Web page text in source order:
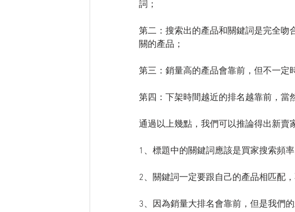
詞；
第二：搜索出的產品和關鍵詞是完全吻
關的產品；
第三：銷量高的產品會靠前，但不一定
第四：下架時間越近的排名越靠前，當
通過以上幾點，我們可以推論得出新賣
1、標題中的關鍵詞應該是買家搜索頻
2、關鍵詞一定要跟自己的產品相匹配
3、因為銷量大排名會靠前，但是我們